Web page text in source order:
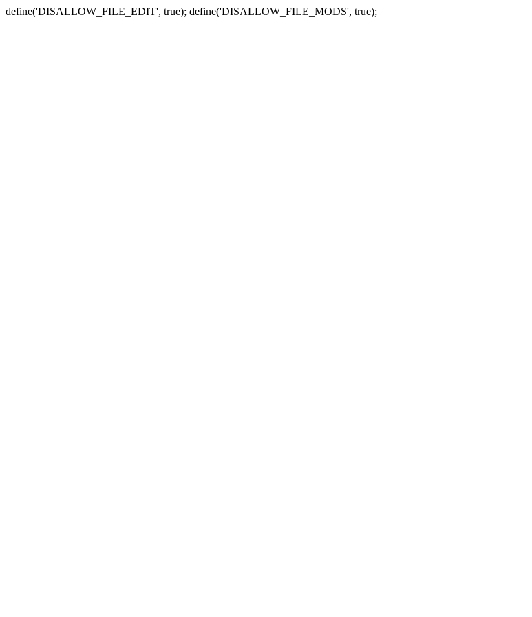
define('DISALLOW_FILE_EDIT', true); define('DISALLOW_FILE_MODS', true);